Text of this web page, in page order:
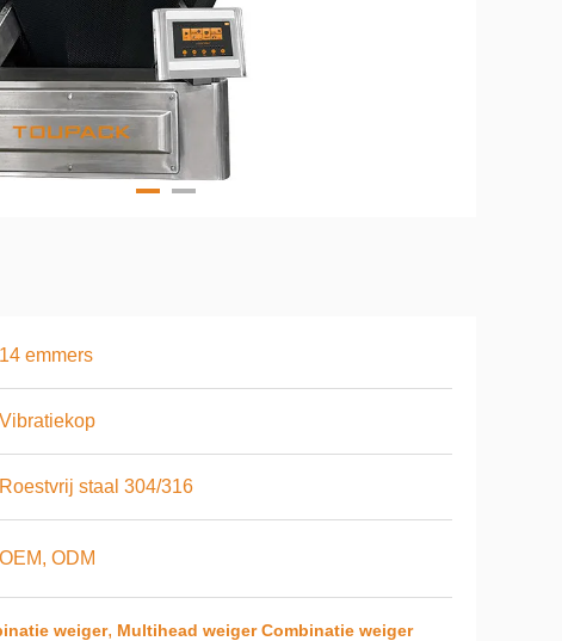
14 emmers
Vibratiekop
Roestvrij staal 304/316
OEM, ODM
weiger, Multihead weiger Combinatie weiger